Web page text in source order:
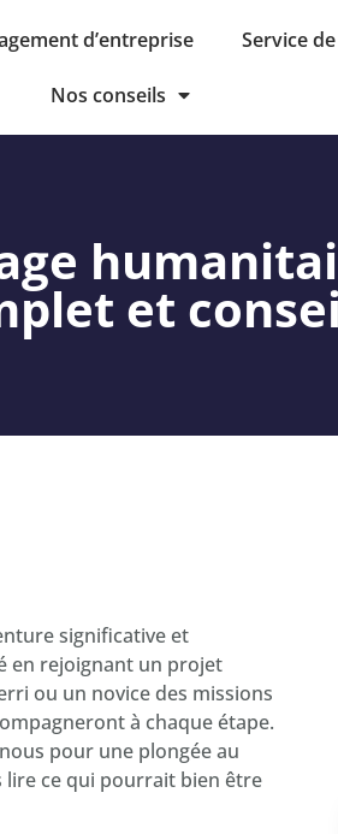
d’entreprise Service
Nos conseils
et
significative et
en rejoignant un projet
ou un novice des missions
à chaque étape.
pour une plongée au
lire ce qui pourrait bien être